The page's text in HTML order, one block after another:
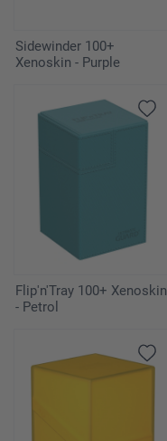
Sidewinder 100+
Xenoskin - Purple
Flip'n'Tray 100+ Xenoskin
- Petrol